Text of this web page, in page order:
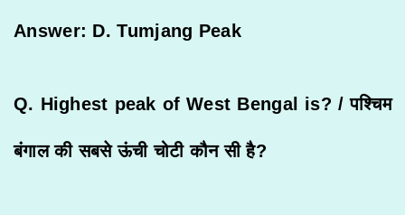
Answer: D. Tumjang Peak
Q. Highest peak of West Bengal is? /पश्चिम
बंगाल की सबसे ऊंची चोटी कौन सी है?